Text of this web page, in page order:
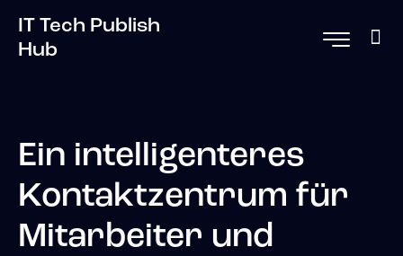
IT Tech Publish
Hub
Ein intelligenteres
Kontaktzentrum für
Mitarbeiter und